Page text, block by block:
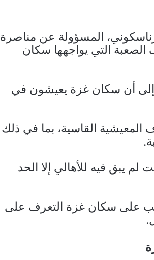
المسؤولة عن مناصرة
التي يواجهها سكان
إلى أن سكان غزة يعيشون في
المعيشية القاسية، بما في ذلك
لم يبق فيه للأهالي إلا الحد
على سكان غزة التعرف على